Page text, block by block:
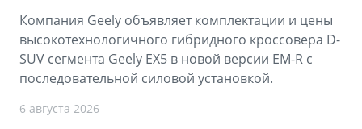
Компания Geely объявляет комплектации и цены
высокотехнологичного гибридного кроссовера D-
SUV сегмента Geely EX5 в новой версии EM-R с
последовательной силовой установкой.
6 августа 2026